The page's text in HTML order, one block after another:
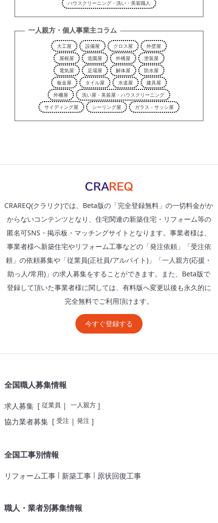
ハウスクリーニング・洗い・美装職人
一人親方・個人事業主コラム
大工屋 設備屋 クロス屋
外壁屋
屋根屋
造園屋 外構屋
塗装屋
電気屋
足場屋 解体屋
防水屋
板金屋
タイル屋 水道屋
建具屋
外柵屋
洗い屋・美装屋・ハウスクリーニング
サイディング屋
シーリング屋 ガラス・サッシ屋
CRAREQ(クラリク)では、Beta版の「完全登録無料」の一切料金がか
からないコンテンツとなり、住宅関連の新築住宅・リフォーム等の
匿名可SNS・掲示板・マッチングサイトとなります。事業者様は、
事業者様へ新築住宅やリフォーム工事などの「発注依頼」「受注依
頼」の依頼募集や「従業員(正社員/アルバイト)」「一人親方(応援・
助っ人/常用)」の求人募集をすることができます。また、Beta版で
登録して頂いた事業者様に関しては、有料版へ変更以後も永久的に
完全無料でご利用頂けます。
今すぐ登録する
全国職人募集情報
求人募集[ 従業員| 一人親方]
協力業者募集[ 受注| 発注]
全国工事別情報
リフォーム工事| 新築工事| 原状回復工事
職人・業者別募集情報